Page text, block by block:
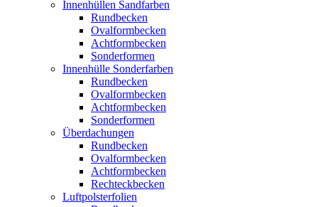
Innenhüllen Sandfarben
Rundbecken
Ovalformbecken
Achtformbecken
Sonderformen
Innenhülle Sonderfarben
Rundbecken
Ovalformbecken
Achtformbecken
Sonderformen
Überdachungen
Rundbecken
Ovalformbecken
Achtformbecken
Rechteckbecken
Luftpolsterfolien